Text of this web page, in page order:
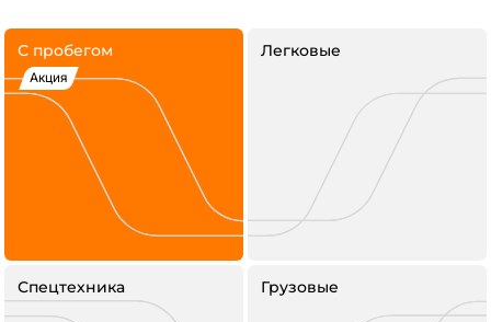
С пробегом
Акция
Легковые
Спецтехника Грузовые